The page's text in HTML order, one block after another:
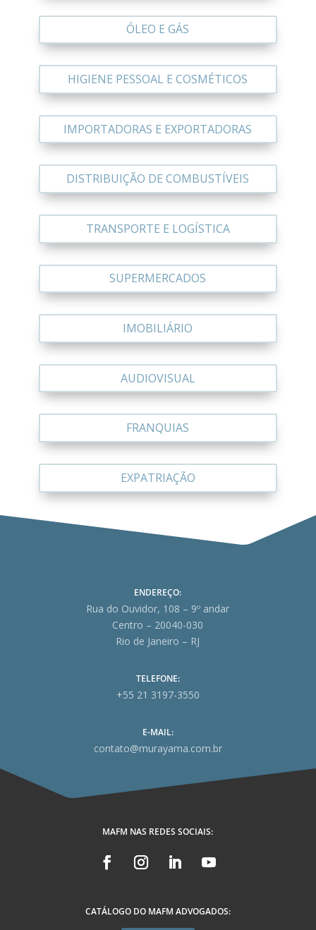
ÓLEO E GÁS
HIGIENE PESSOAL E COSMÉTICOS
IMPORTADORAS E EXPORTADORAS
DISTRIBUIÇÃO DE COMBUSTÍVEIS
TRANSPORTE E LOGÍSTICA
SUPERMERCADOS
IMOBILIÁRIO
AUDIOVISUAL
FRANQUIAS
EXPATRIAÇÃO
ENDEREÇO:
Rua do Ouvidor, 108 – 9º andar
Centro – 20040-030
Rio de Janeiro – RJ
TELEFONE:
+55 21 3197-3550
E-MAIL:
contato@murayama.com.br
MAFM NAS REDES SOCIAIS:
CATÁLOGO DO MAFM ADVOGADOS: